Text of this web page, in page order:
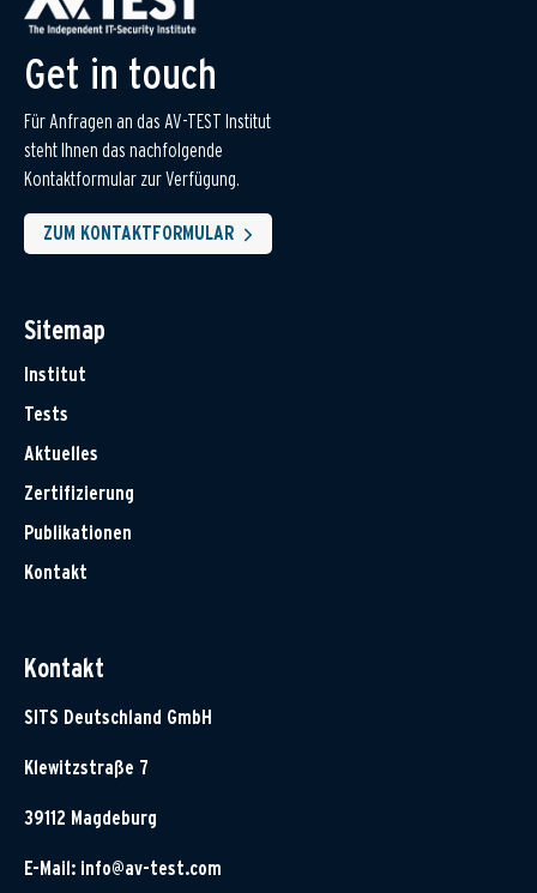
Get in touch
Für Anfragen an das AV-TEST Institut
steht Ihnen das nachfolgende
Kontaktformular zur Verfügung.
ZUM KONTAKTFORMULAR
Sitemap
Institut
Tests
Aktuelles
Zertifizierung
Publikationen
Kontakt
Kontakt
SITS Deutschland GmbH
Klewitzstraße 7
39112 Magdeburg
E-Mail: info@av-test.com